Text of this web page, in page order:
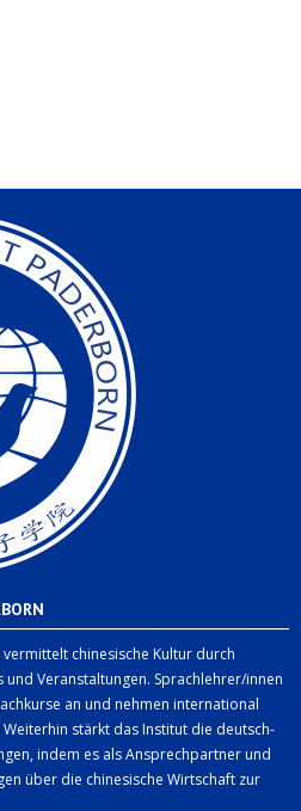
chinesische Kultur durch
Veranstaltungen. Sprachlehrer/innen
an und nehmen international
stärkt das Institut die deutsch-
indem es als Ansprechpartner und
über die chinesische Wirtschaft zur